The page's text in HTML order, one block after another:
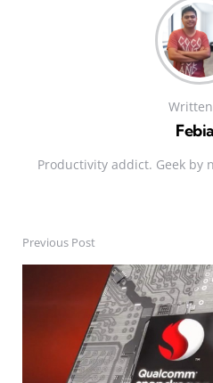
Productivity addict. Geek by
Post
navigation
Previous Post